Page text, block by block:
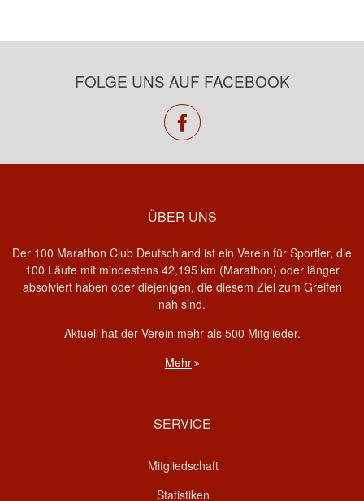
FOLGE UNS AUF FACEBOOK
facebook
ÜBER UNS
Der 100 Marathon Club Deutschland ist ein Verein für Sportler, die
100 Läufe mit mindestens 42,195 km (Marathon) oder länger
absolviert haben oder diejenigen, die diesem Ziel zum Greifen
nah sind.
Aktuell hat der Verein mehr als 500 Mitglieder.
Mehr
SERVICE
Mitgliedschaft
Statistiken